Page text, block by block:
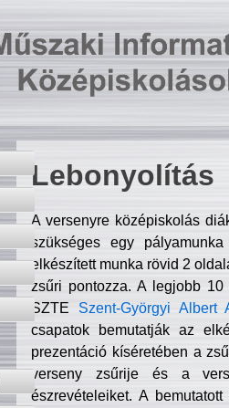
Lebonyolítás
A versenyre középiskolás
szükséges egy
elkészített munka rövid 2
zsűri pontozza. A legjobb
SZTE Szent-Györgyi Albert
csapatok bemutatják az
prezentáció kíséretében a
verseny zsűrije és a
észrevételeiket. A